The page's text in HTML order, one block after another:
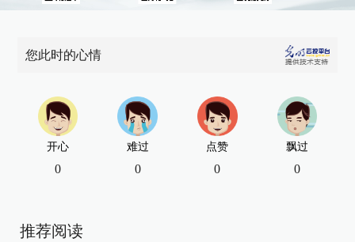
您此时的心情
开心
0
难过
0
点赞
0
飘过
0
推荐阅读